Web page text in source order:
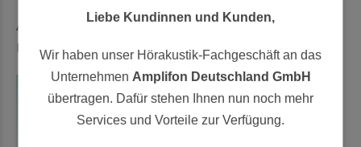
Alle weiteren Informationen finden Sie in unserem
Flyer (Draufklicken zum Öffnen / Vergrößern):
Liebe Kundinnen und Kunden,
Wir haben unser Hörakustik-Fachgeschäft an das
Unternehmen Amplifon Deutschland GmbH
übertragen. Dafür stehen Ihnen nun noch mehr
Services und Vorteile zur Verfügung.